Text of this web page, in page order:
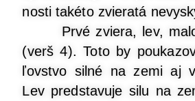
nos­ti také­to zvie­ra­tá
Prvé zvie­ra, lev, malo
(verš 4). Toto by
ľov­stvo sil­né na zemi aj
Lev pred­sta­vu­je silu na